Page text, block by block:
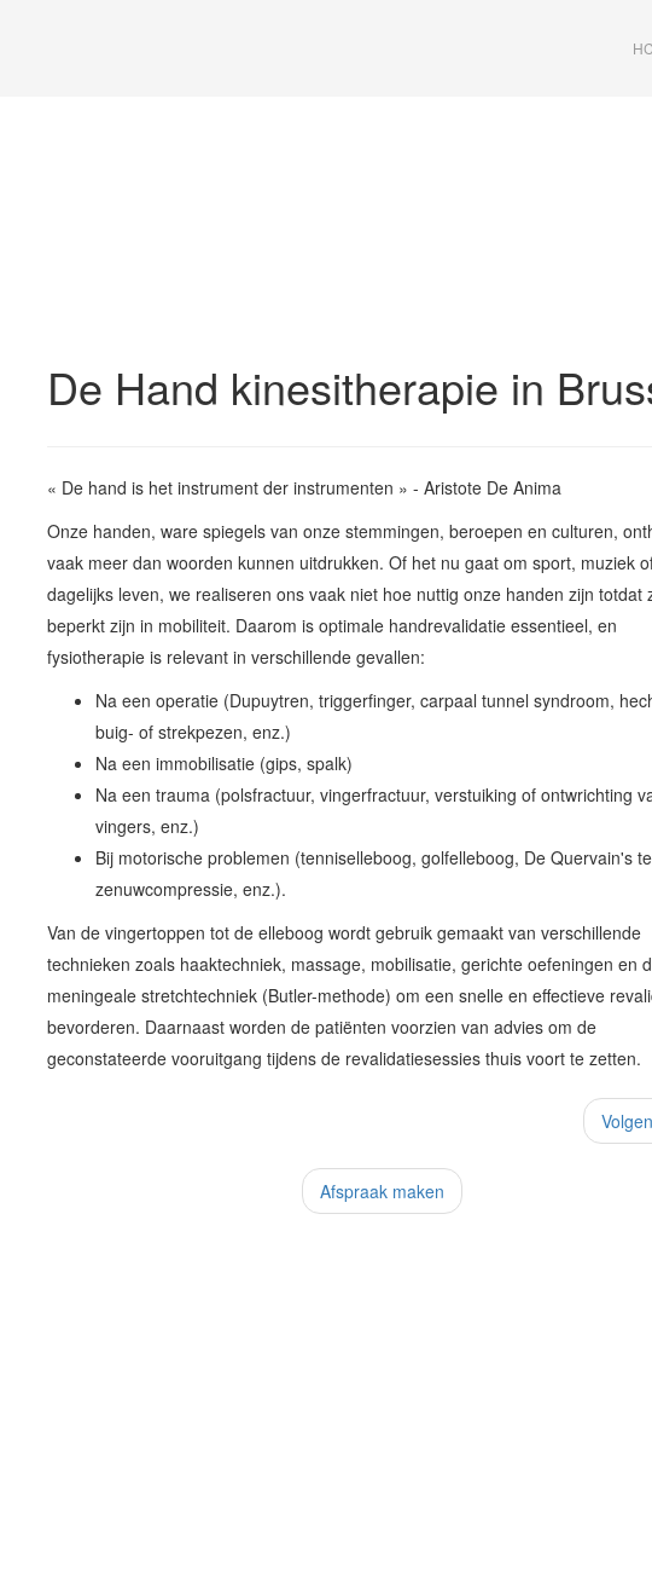
De Hand kinesitherapie in
« De hand is het instrument der instrumenten » - Aristote De Anima
Onze handen, ware spiegels van onze stemmingen, beroepen en culturen,
vaak meer dan woorden kunnen uitdrukken. Of het nu gaat om sport, muziek
dagelijks leven, we realiseren ons vaak niet hoe nuttig onze handen zijn totdat
beperkt zijn in mobiliteit. Daarom is optimale handrevalidatie essentieel, en
fysiotherapie is relevant in verschillende gevallen:
Na een operatie (Dupuytren, triggerfinger, carpaal tunnel syndroom,
buig- of strekpezen, enz.)
Na een immobilisatie (gips, spalk)
Na een trauma (polsfractuur, vingerfractuur, verstuiking of ontwrichting
vingers, enz.)
Bij motorische problemen (tenniselleboog, golfelleboog, De Quervain's
zenuwcompressie, enz.).
Van de vingertoppen tot de elleboog wordt gebruik gemaakt van verschillende
technieken zoals haaktechniek, massage, mobilisatie, gerichte oefeningen en
meningeale stretchtechniek (Butler-methode) om een snelle en effectieve
bevorderen. Daarnaast worden de patiënten voorzien van advies om de
geconstateerde vooruitgang tijdens de revalidatiesessies thuis voort te zetten.
Afspraak maken